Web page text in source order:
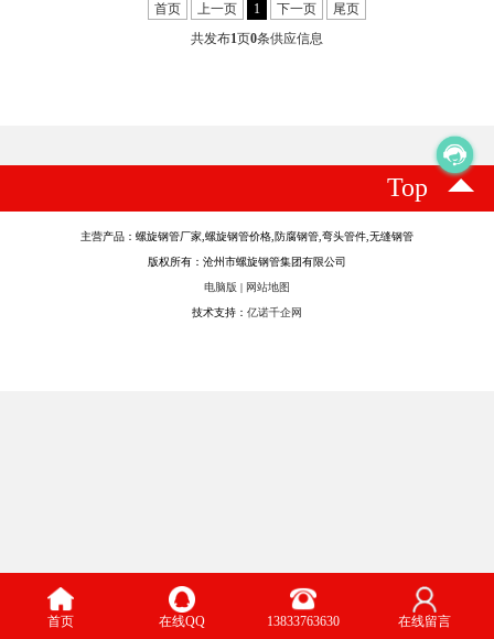
首页 上一页 1 下一页
尾页
共发布1页0条供应信息
Top
主营产品：螺旋钢管厂家,螺旋钢管价格,防腐钢管,弯头管件,无缝钢管
版权所有：沧州市螺旋钢管集团有限公司
电脑版 | 网站地图
技术支持： 亿诺千企网
首页 在线QQ 13833763630 在线留言